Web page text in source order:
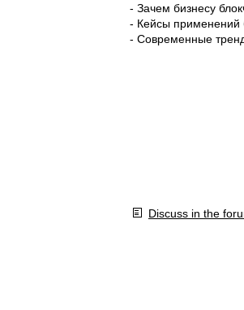
- Зачем бизнесу
- Кейсы применений
- Современные
Discuss in the